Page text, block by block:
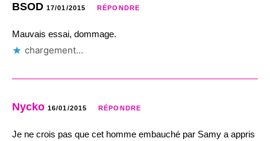
BSOD 17/01/2015 RÉPONDRE
Mauvais essai, dommage.
chargement…
Nycko 16/01/2015 RÉPONDRE
Je ne crois pas que cet homme embauché par Samy a appris